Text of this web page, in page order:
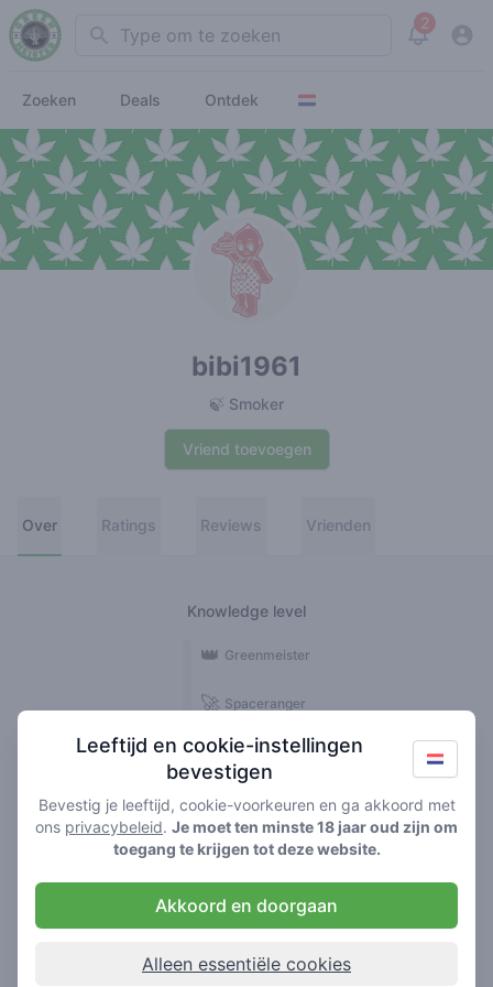
Search 2
View
Zoeken Deals Ontdek
bibi1961
🍃 Smoker
Vriend toevoegen
Over Ratings Reviews Vrienden
Knowledge level
🍃 Smoker
🌱 Roller
🥦 Stoner
🚀 Spaceranger
👑 Greenmeister
Reviews
Leeftijd en cookie-instellingen
bevestigen
Bevestig je leeftijd, cookie-voorkeuren en ga akkoord met
ons privacybeleid. Je moet ten minste 18 jaar oud zijn om
toegang te krijgen tot deze website.
Akkoord en doorgaan
Alleen essentiële cookies